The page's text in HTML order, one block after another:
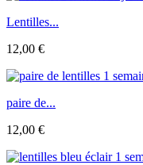
Lentilles...
12,00 €
paire de...
12,00 €